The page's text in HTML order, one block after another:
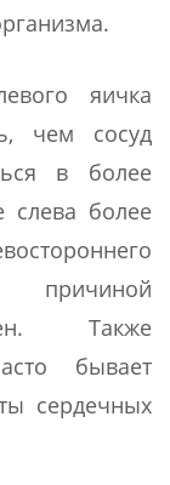
яичка
чем сосуд
в более
слева более
причиной
Также
бывает
сердечных